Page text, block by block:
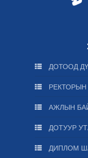
ДОТООД
АЖЛЫН
ДОТУУР
ДИПЛОМ